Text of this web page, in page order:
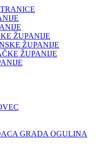
ŽUPANIJE
ŽUPANIJE
ŽUPANIJE
GRADA OGULINA